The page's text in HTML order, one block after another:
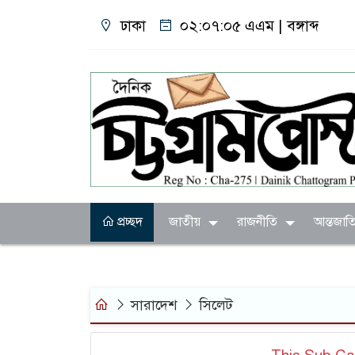
ঢাকা ০২:০৭:০৫ এএম |বঙ্গাব্দ
প্রচ্ছদ জাতীয় রাজনীতি
সারাদেশ সিলেট